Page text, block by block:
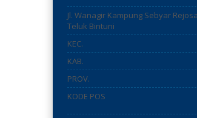
Jl. Wanagir Kampung Sebyar
Teluk Bintuni
KEC.
KAB.
PROV.
KODE POS